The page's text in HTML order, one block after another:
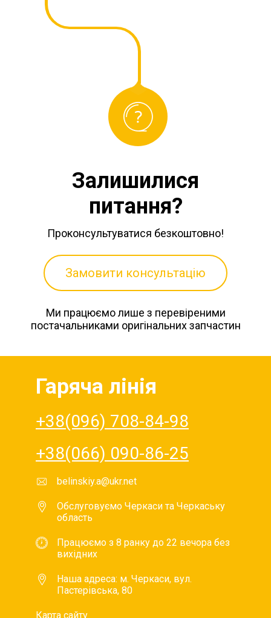
Залишилися
питання?
Проконсультуватися безкоштовно!
Ми працюємо лише з перевіреними
постачальниками оригінальних запчастин
Замовити консультацію
Гаряча лінія
+38(096) 708-84-98
+38(066) 090-86-25
belinskiy.a@ukr.net
Обслуговуємо Черкаси та Черкаську
область
Працюємо з 8 ранку до 22 вечора без
вихідних
Наша адреса: м. Черкаси, вул.
Пастерівська, 80
Карта сайту